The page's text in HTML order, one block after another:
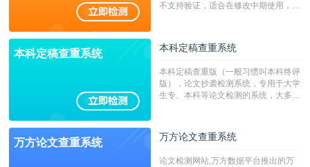
不支持验证，适合在修改中期使用，定
本科定稿查重系统 本科定稿查重系统
本科定稿查重版（一般习惯叫本科终评
版），论文抄袭检测系统，专用于大学
生专、本科等论文检测的系统，大多数
万方论文查重系统 万方论文查重系统
论文检测网站,万方数据平台推出的万